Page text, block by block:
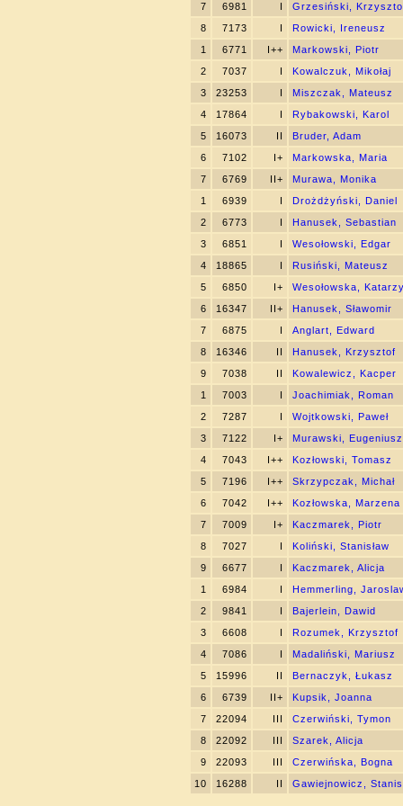
7 6981 I
Grzesiński,
8
7173 I
Rowicki, Ireneusz
1
6771 I++
Markowski, Piotr
2
7037 I
Kowalczuk, Mikołaj
3
23253 I
Miszczak, Mateusz
4
17864 I
Rybakowski, Karol
5
16073 II
Bruder, Adam
6
7102 I+
Markowska, Maria
7
6769 II+
Murawa, Monika
1
6939 I
Drożdżyński, Daniel
2
6773 I
Hanusek, Sebastian
3
6851 I
Wesołowski, Edgar
4
18865 I
Rusiński, Mateusz
5
6850 I+
Wesołowska,
6
16347 II+
Hanusek, Sławomir
7
6875 I
Anglart, Edward
8
16346 II
Hanusek, Krzysztof
9
7038 II
Kowalewicz, Kacper
1
7003 I
Joachimiak, Roman
2
7287 I
Wojtkowski, Paweł
3
7122 I+
Murawski, Eugeniusz
4
7043 I++
Kozłowski, Tomasz
5
7196 I++
Skrzypczak, Michał
6
7042 I++
Kozłowska, Marzena
7
7009 I+
Kaczmarek, Piotr
8
7027 I
Koliński, Stanisław
9
6677 I
Kaczmarek, Alicja
1
6984 I
Hemmerling,
2
9841 I
Bajerlein, Dawid
3
6608 I
Rozumek, Krzysztof
4
7086 I
Madaliński, Mariusz
5
15996 II
Bernaczyk, Łukasz
6
6739 II+
Kupsik, Joanna
7
22094 III
Czerwiński, Tymon
8
22092 III
Szarek, Alicja
9
22093 III
Czerwińska, Bogna
10
16288 II Gawiejnowicz,